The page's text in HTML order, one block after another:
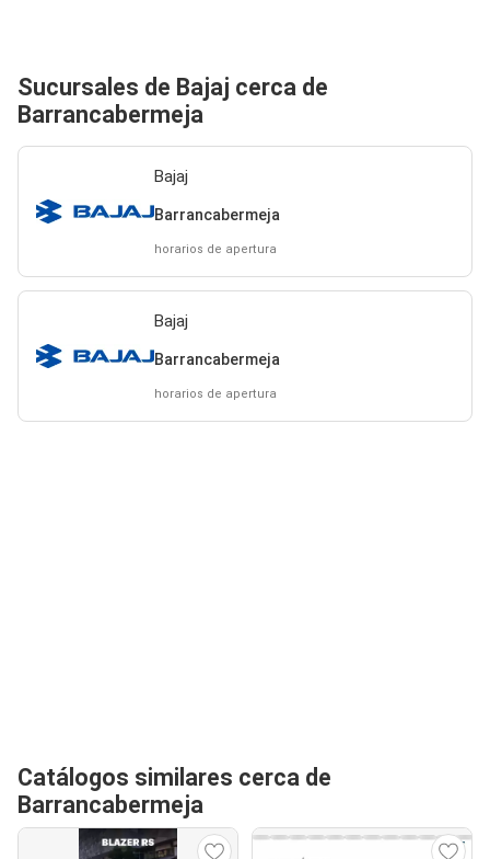
Sucursales de Bajaj cerca de
Barrancabermeja
Bajaj
Barrancabermeja
horarios de apertura
Bajaj
Barrancabermeja
horarios de apertura
Catálogos similares cerca de
Barrancabermeja